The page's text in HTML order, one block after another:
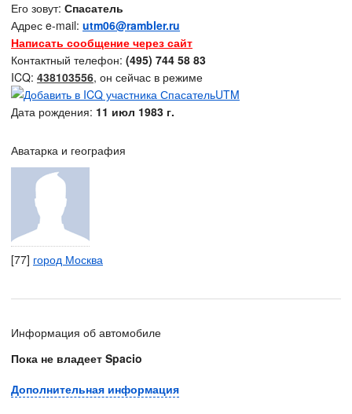
Его зовут: Спасатель
Адрес e-mail: utm06@rambler.ru
Написать сообщение через сайт
Контактный телефон: (495) 744 58 83
ICQ: 438103556, он сейчас в режиме
Дата рождения: 11 июл 1983 г.
Аватарка и география
[77] город Москва
Информация об автомобиле
Пока не владеет Spacio
Дополнительная информация